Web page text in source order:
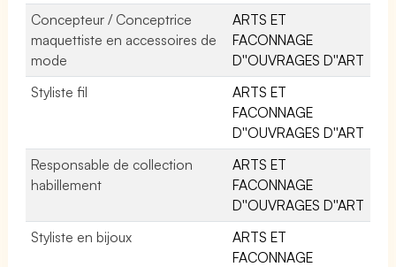
Concepteur / Conceptrice
maquettiste en accessoires de
mode
ARTS ET
FACONNAGE
D''OUVRAGES D''ART
Styliste fil
ARTS ET
FACONNAGE
D''OUVRAGES D''ART
Responsable de collection
habillement
ARTS ET
FACONNAGE
D''OUVRAGES D''ART
Styliste en bijoux
ARTS ET
FACONNAGE